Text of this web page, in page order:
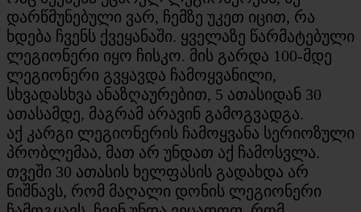
დარწმუნებული ვარ, ჩემზე უკეთ იცით, რა
ხდება ჩვენს ქვეყანაში. ყველაზე წარმატებული
ლეგიონერი იყო ჩისკო. მის გარდა 100-მდე
ლეგიონერი გვყავდა ჩამოყვანილი,
სხვადასხვა ანაზღაურებით, 5 ათასიდან 30
ათასამდე, მაგრამ არავინ გამოგვადგა.
აქ კარგი ლეგიონერის ჩამოყვანა სერიოზული
პრობლემაა, მათ არ უნდათ აქ ჩამოსვლა.
თვეში 30 ათასის ხელფასის გადახდა არ
ნიშნავს, რომ მაღალი დონის ლეგიონერი